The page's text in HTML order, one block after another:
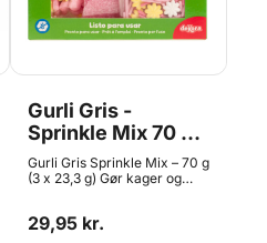
Gurli Gris -
Sprinkle Mix 70 g,
Dekora
Gurli Gris Sprinkle Mix – 70 g
(3 x 23,3 g) Gør kager og
Denne farverige
29,95 kr.